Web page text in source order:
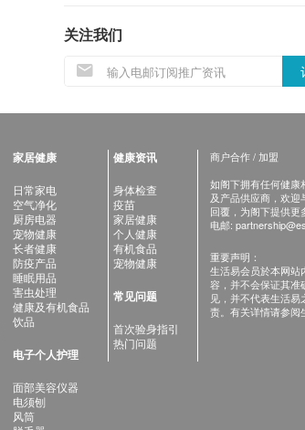
关注我们
家居健康
日常家电
空气净化
厨房电器
宠物健康
长者健康
防疫产品
睡眠用品
害虫处理
健康及有机食品
饮品
电子个人护理
面部美容仪器
电须刨
风筒
健康资讯
身体检查
疫苗
家居健康
个人健康
有机食品
宠物健康
常见问题
首次验身指引
热门问题
商户合作 / 加盟
如阁下拥有任何健康
及产品供应商，欢迎
回覆，为阁下提供更
电邮:
重要声明：
生活易会员於本网站
容，并不会保证其准
见，并不代表生活
责。有关详情请参阅